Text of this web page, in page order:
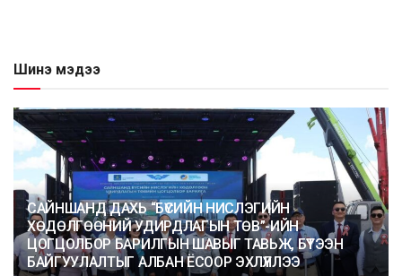
Шинэ мэдээ
САЙНШАНД ДАХЬ “БҮСИЙН НИСЛЭГИЙН
ХӨДӨЛГӨӨНИЙ УДИРДЛАГЫН ТӨВ”-ИЙН
ЦОГЦОЛБОР БАРИЛГЫН ШАВЫГ ТАВЬЖ, БҮТЭЭН
БАЙГУУЛАЛТЫГ АЛБАН ЁСООР ЭХЛҮҮЛЛЭЭ